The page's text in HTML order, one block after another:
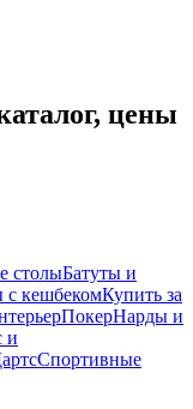
цены
столыБатуты и
с кешбекомКупить за
ПокерНарды и
и
Спортивные